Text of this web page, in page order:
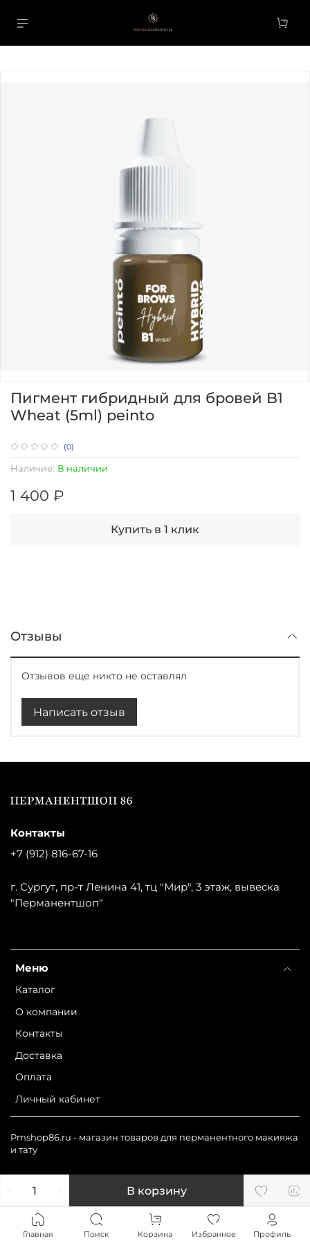
(0)
Наличие: В наличии
Пигмент гибридный для бровей B1
Wheat (5ml) peinto
1 400 ₽
В корзину
Купить в 1 клик
Отзывы
Отзывов еще никто не оставлял
Написать отзыв
Меню
Каталог
О компании
Контакты
Доставка
Оплата
Личный кабинет
Контакты
+7 (912) 816-67-16
г. Сургут, пр-т Ленина 41, тц "Мир", 3 этаж, вывеска
"Перманентшоп"
Pmshop86.ru - магазин товаров для перманентного макияжа
и тату
Главная Поиск Корзина Избранное Профиль